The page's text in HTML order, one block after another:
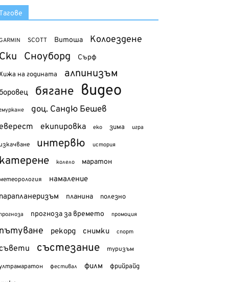
SCOTT Витоша Колоездене
Сноуборд Сърф
на годината алпинизъм
бягане видео
доц. Сандю Бешев
екипировка еко зима игра
интервю история
колело маратон
намаление
планина полезно
прогноза за времето промоция
рекорд снимки спорт
състезание туризъм
фестивал филм фрийрайд